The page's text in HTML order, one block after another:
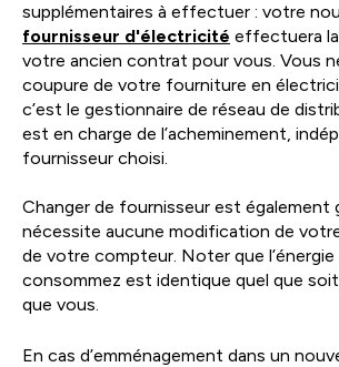
supplémentaires à effectuer : votre
fournisseur d'électricité effectuera
votre ancien contrat pour vous. Vous
coupure de votre fourniture en
c’est le gestionnaire de réseau de
est en charge de l’acheminement,
fournisseur choisi.
Changer de fournisseur est également
nécessite aucune modification de
de votre compteur. Noter que l’énergie
consommez est identique quel que
que vous.
En cas d’emménagement dans un